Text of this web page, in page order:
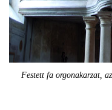
Festett fa orgonakarzat,